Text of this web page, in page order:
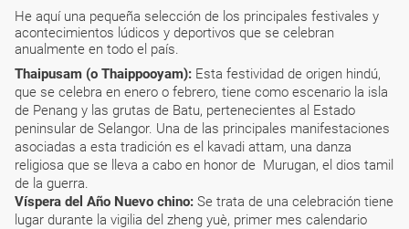
He aquí una pequeña selección de los principales festivales y
acontecimientos lúdicos y deportivos que se celebran
anualmente en todo el país.
Thaipusam (o Thaippooyam): Esta festividad de origen hindú,
que se celebra en enero o febrero, tiene como escenario la isla
de Penang y las grutas de Batu, pertenecientes al Estado
peninsular de Selangor. Una de las principales manifestaciones
asociadas a esta tradición es el kavadi attam, una danza
religiosa que se lleva a cabo en honor de Murugan, el dios tamil
de la guerra.
Víspera del Año Nuevo chino: Se trata de una celebración tiene
lugar durante la vigilia del zheng yuè, primer mes calendario